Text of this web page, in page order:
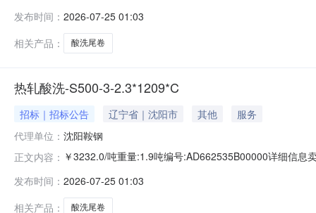
求产线名称:冷轧1#线锌层重量代码描述:上表面锌层重量
发布时间： 2026-07-25 01:03
相关产品：
酸洗尾卷
热轧酸洗-S500-3-2.3*1209*C
招标｜招标公告 辽宁省｜沈阳市 其他
服务
代理单位： 沈阳鞍钢
正文内容： ￥3232.0/吨重量:1.9吨编号:AD662535B00000详细信息
产线名称:冷轧1#线锌层重量代码描述:上表面锌层重量
发布时间： 2026-07-25 01:03
相关产品：
酸洗尾卷